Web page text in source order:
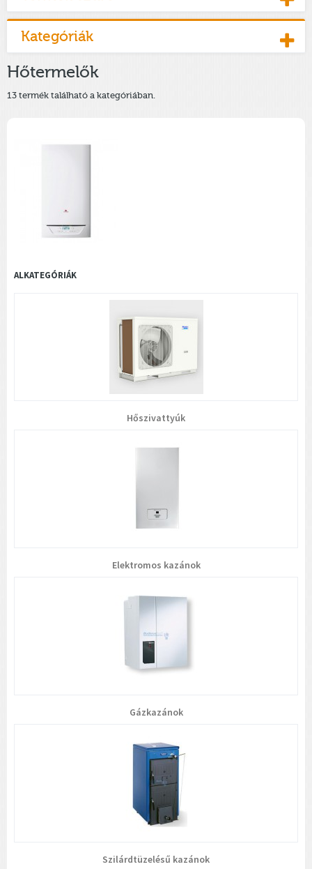
Kategóriák
Hőtermelők
13 termék található a kategóriában.
ALKATEGÓRIÁK
Hőszivattyúk
Elektromos kazánok
Gázkazánok
Szilárdtüzelésű kazánok